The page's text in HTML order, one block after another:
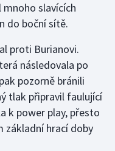
slavících
do boční sítě.
proti Burianovi.
následovala po
pozorně bránili
tlak připravil faulující
k power play, přesto
základní hrací doby